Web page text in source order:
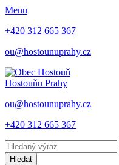
Menu
+420 312 665 367
ou@hostounuprahy.cz
Hostouňu Prahy
ou@hostounuprahy.cz
+420 312 665 367
Hledat